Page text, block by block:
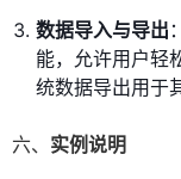
数据导入与导出
能，允许用户轻
统数据导出用于
六、 实例说明